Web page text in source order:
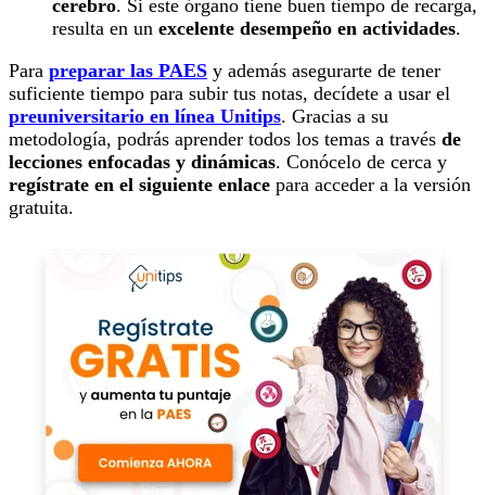
cerebro. Si este órgano tiene buen tiempo de recarga,
resulta en un excelente desempeño en actividades.
Para preparar las PAES y además asegurarte de tener
suficiente tiempo para subir tus notas, decídete a usar el
preuniversitario en línea Unitips. Gracias a su
metodología, podrás aprender todos los temas a través de
lecciones enfocadas y dinámicas. Conócelo de cerca y
regístrate en el siguiente enlace para acceder a la versión
gratuita.